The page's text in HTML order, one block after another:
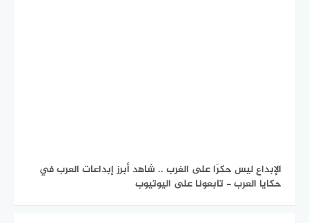
الإبداع ليس حكرًا على الغرب .. شاهد أبرز إبداعات العرب في
حكايا العرب - تابعونا على اليوتيوب